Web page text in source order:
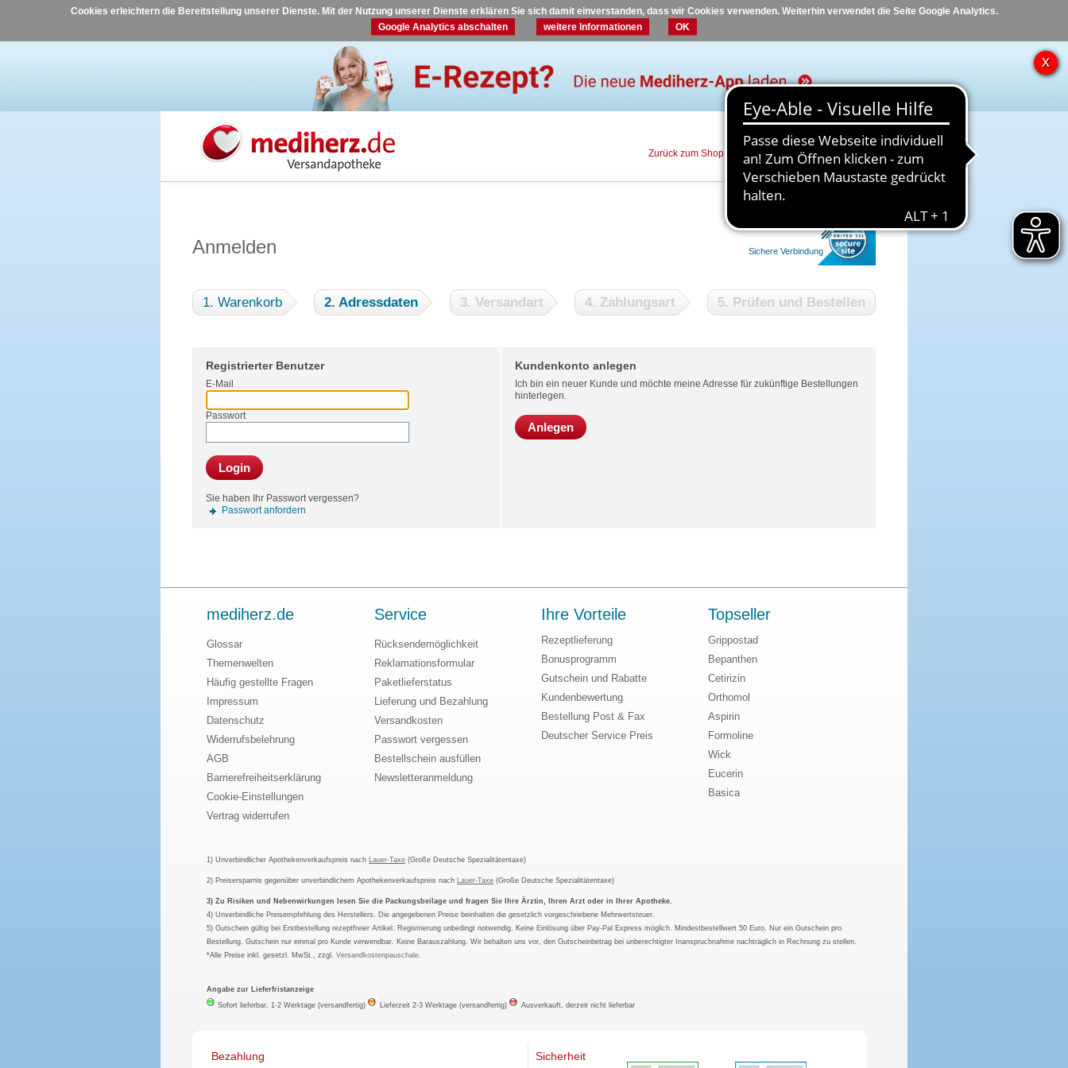
Cookies erleichtern die Bereitstellung unserer Dienste. Mit der Nutzung unserer Dienste erklären Sie sich damit einverstanden, dass wir Cookies verwenden. Weiterhin verwendet die Seite Google Analytics.
Google Analytics abschalten
weitere Informationen OK
Zurück zum Shop Hilfe Kontakt
Anmelden Sichere Verbindung
1. Warenkorb 2. Adressdaten 3. Versandart 4. Zahlungsart 5. Prüfen und Bestellen
Registrierter Benutzer
E-Mail
Passwort
Login
Sie haben Ihr Passwort vergessen?
Passwort anfordern
Kundenkonto anlegen
Ich bin ein neuer Kunde und möchte meine Adresse für zukünftige Bestellungen
hinterlegen.
Anlegen
mediherz.de
Glossar
Themenwelten
Häufig gestellte Fragen
Impressum
Datenschutz
Widerrufsbelehrung
AGB
Barrierefreiheitserklärung
Cookie-Einstellungen
Vertrag widerrufen
Service
Rücksendemöglichkeit
Reklamationsformular
Paketlieferstatus
Lieferung und Bezahlung
Versandkosten
Passwort vergessen
Bestellschein ausfüllen
Newsletteranmeldung
Ihre Vorteile
Rezeptlieferung
Bonusprogramm
Gutschein und Rabatte
Kundenbewertung
Bestellung Post & Fax
Deutscher Service Preis
Topseller
Grippostad
Bepanthen
Cetirizin
Orthomol
Aspirin
Formoline
Wick
Eucerin
Basica
1) Unverbindlicher Apothekenverkaufspreis nach Lauer-Taxe (Große Deutsche Spezialitätentaxe)
2) Preisersparnis gegenüber unverbindlichem Apothekenverkaufspreis nach Lauer-Taxe (Große Deutsche Spezialitätentaxe)
3) Zu Risiken und Nebenwirkungen lesen Sie die Packungsbeilage und fragen Sie Ihre Ärztin, Ihren Arzt oder in Ihrer Apotheke.
4) Unverbindliche Preisempfehlung des Herstellers. Die angegebenen Preise beinhalten die gesetzlich vorgeschriebene Mehrwertsteuer.
5) Gutschein gültig bei Erstbestellung rezeptfreier Artikel. Registrierung unbedingt notwendig. Keine Einlösung über Pay-Pal Express möglich. Mindestbestellwert 50 Euro. Nur ein Gutschein pro
Bestellung. Gutschein nur einmal pro Kunde verwendbar. Keine Barauszahlung. Wir behalten uns vor, den Gutscheinbetrag bei unberechtigter Inanspruchnahme nachträglich in Rechnung zu stellen.
*Alle Preise inkl. gesetzl. MwSt., zzgl.Versandkostenpauschale.
Angabe zur Lieferfristanzeige
Sofort lieferbar, 1-2 Werktage (versandfertig)
Lieferzeit 2-3 Werktage (versandfertig) Ausverkauft, derzeit nicht lieferbar
Bezahlung Sicherheit